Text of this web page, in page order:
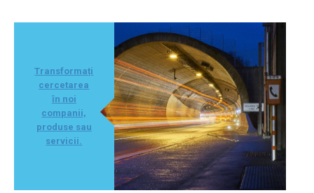
Transformați
cercetarea
în noi
companii,
produse sau
servicii.